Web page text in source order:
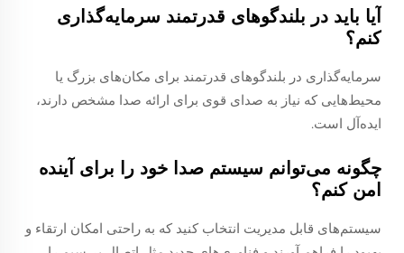
آیا باید در بلندگوهای قدرتمند سرمایه‌گذاری
کنم؟
سرمایه‌گذاری در بلندگوهای قدرتمند برای مکان‌های بزرگ یا
محیط‌هایی که نیاز به صدای قوی برای ارائه صدا مشخص دارند،
ایده‌آل است.
چگونه می‌توانم سیستم صدا خود را برای آینده
امن کنم؟
سیستم‌های قابل مدیریت انتخاب کنید که به راحتی امکان ارتقاء و